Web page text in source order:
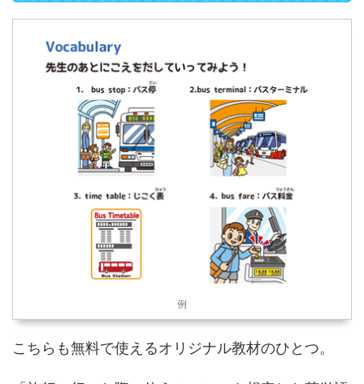
例
こちらも無料で使えるオリジナル教材のひとつ。